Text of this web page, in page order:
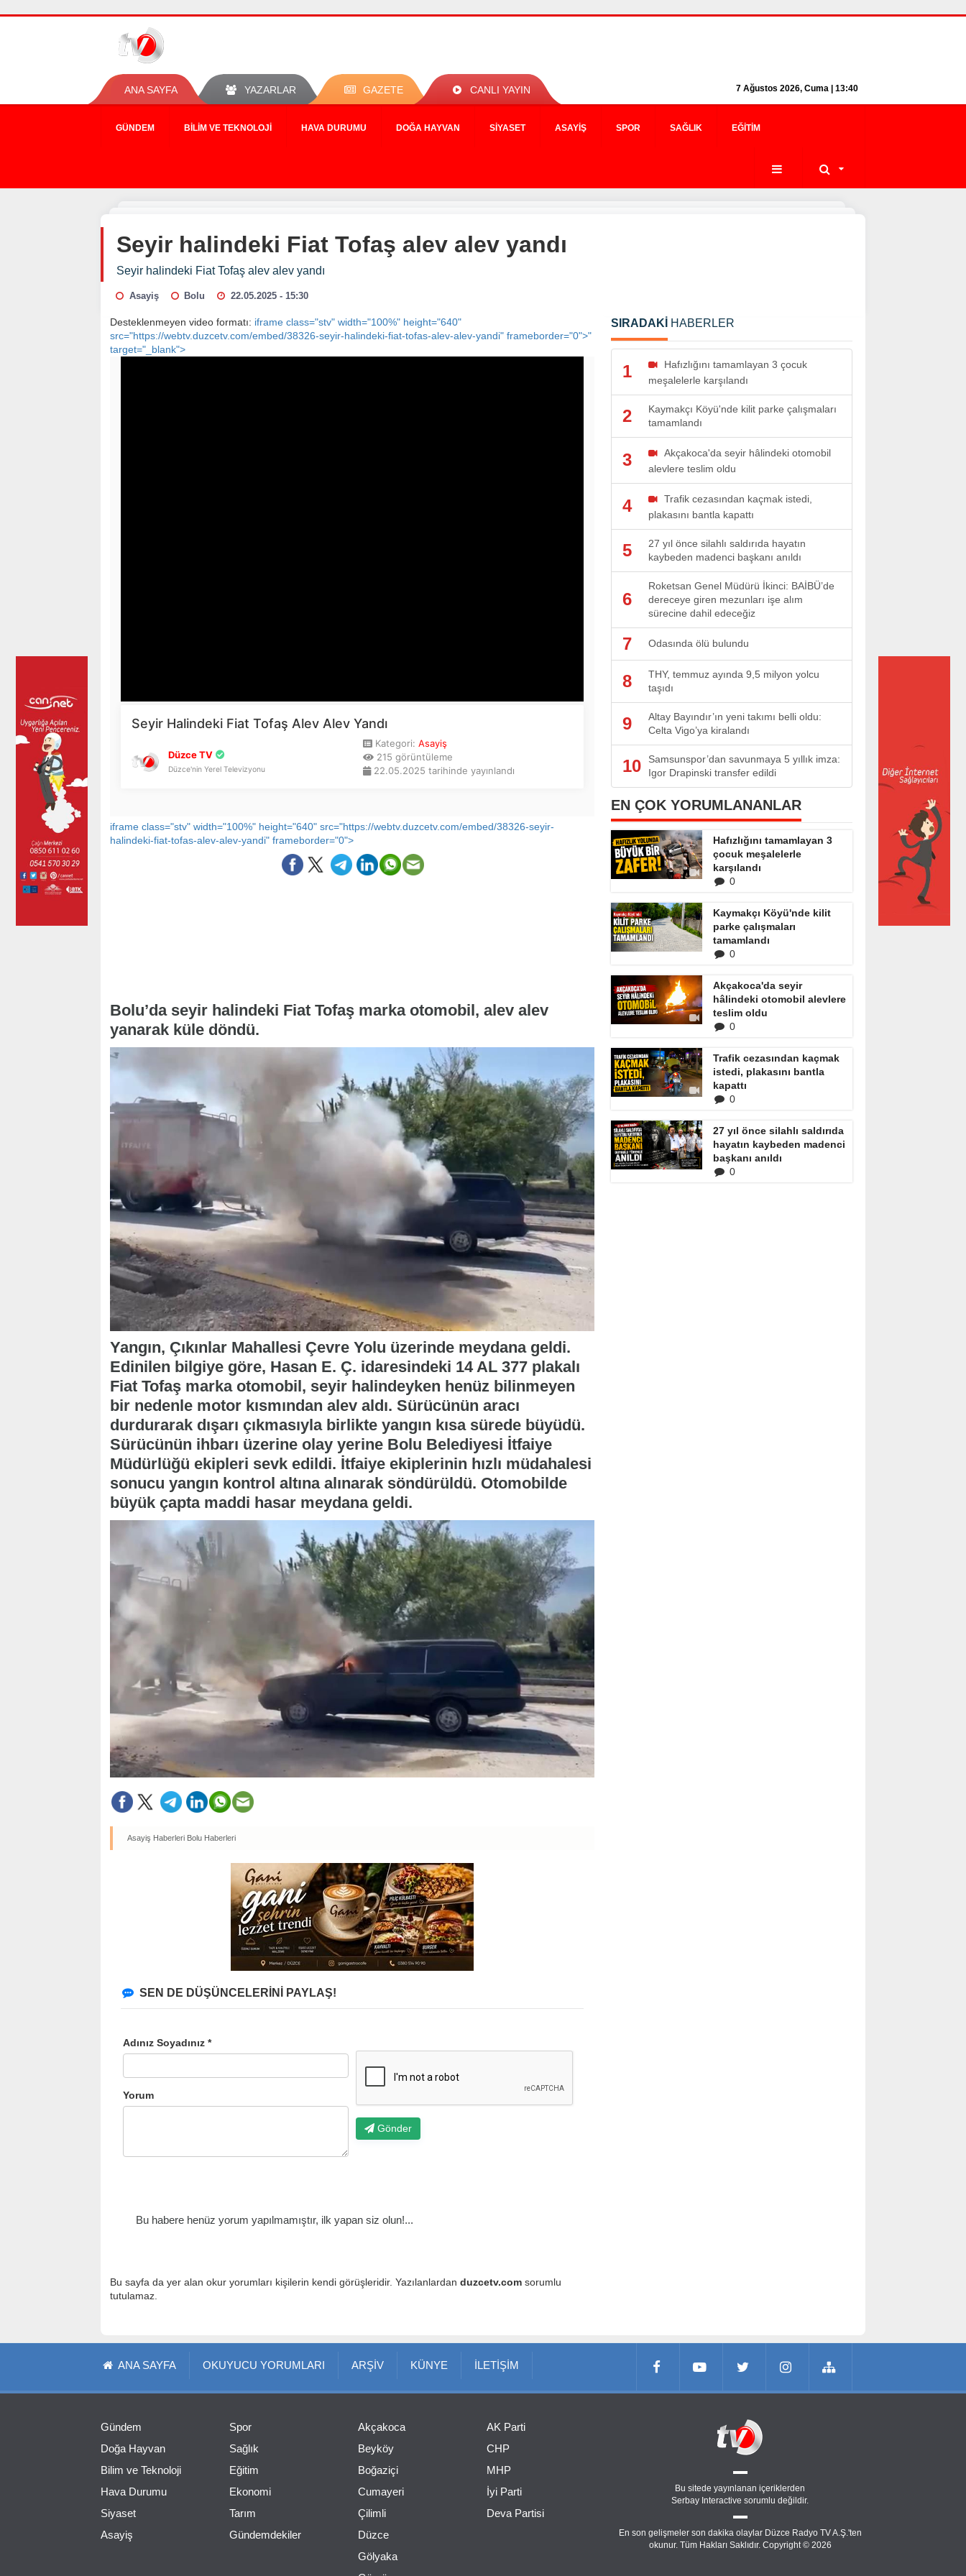
ANA SAYFA YAZARLAR GAZETE CANLI YAYIN 7 Ağustos 2026, Cuma | 13:40
GÜNDEM BILIM VE TEKNOLOJI HAVA DURUMU DOĞA HAYVAN SIYASET ASAYIŞ SPOR SAĞLIK EĞITIM
Seyir halindeki Fiat Tofaş alev alev yandı
Seyir halindeki Fiat Tofaş alev alev yandı
Asayiş Bolu 22.05.2025 - 15:30
Desteklenmeyen video formatı: iframe class="stv" width="100%" height="640"
src="https://webtv.duzcetv.com/embed/38326-seyir-halindeki-fiat-tofas-alev-alev-yandi" frameborder="0">"
target="_blank">
iframe class="stv" width="100%" height="640" src="https://webtv.duzcetv.com/embed/38326-seyir-
halindeki-fiat-tofas-alev-alev-yandi" frameborder="0">
Bolu’da seyir halindeki Fiat Tofaş marka otomobil, alev alev
yanarak küle döndü.
Yangın, Çıkınlar Mahallesi Çevre Yolu üzerinde meydana geldi.
Edinilen bilgiye göre, Hasan E. Ç. idaresindeki 14 AL 377 plakalı
Fiat Tofaş marka otomobil, seyir halindeyken henüz bilinmeyen
bir nedenle motor kısmından alev aldı. Sürücünün aracı
durdurarak dışarı çıkmasıyla birlikte yangın kısa sürede büyüdü.
Sürücünün ihbarı üzerine olay yerine Bolu Belediyesi İtfaiye
Müdürlüğü ekipleri sevk edildi. İtfaiye ekiplerinin hızlı müdahalesi
sonucu yangın kontrol altına alınarak söndürüldü. Otomobilde
büyük çapta maddi hasar meydana geldi.
Asayiş Haberleri Bolu Haberleri
SEN DE DÜŞÜNCELERİNİ PAYLAŞ!
Adınız Soyadınız *
Yorum
Gönder
Bu habere henüz yorum yapılmamıştır, ilk yapan siz olun!...
Bu sayfa da yer alan okur yorumları kişilerin kendi görüşleridir. Yazılanlardan duzcetv.com sorumlu
tutulamaz.
SIRADAKİ HABERLER
1
Hafızlığını tamamlayan 3 çocuk
meşalelerle karşılandı
2
Kaymakçı Köyü'nde kilit parke çalışmaları
tamamlandı
3
Akçakoca'da seyir hâlindeki otomobil
alevlere teslim oldu
4
Trafik cezasından kaçmak istedi,
plakasını bantla kapattı
5
27 yıl önce silahlı saldırıda hayatın
kaybeden madenci başkanı anıldı
6
Roketsan Genel Müdürü İkinci: BAİBÜ’de
dereceye giren mezunları işe alım
sürecine dahil edeceğiz
7 Odasında ölü bulundu
8
THY, temmuz ayında 9,5 milyon yolcu
taşıdı
9
Altay Bayındır’ın yeni takımı belli oldu:
Celta Vigo’ya kiralandı
10
Samsunspor’dan savunmaya 5 yıllık imza:
Igor Drapinski transfer edildi
EN ÇOK YORUMLANANLAR
Hafızlığını tamamlayan 3
çocuk meşalelerle
karşılandı
0
Kaymakçı Köyü'nde kilit
parke çalışmaları
tamamlandı
0
Akçakoca'da seyir
hâlindeki otomobil alevlere
teslim oldu
0
Trafik cezasından kaçmak
istedi, plakasını bantla
kapattı
0
27 yıl önce silahlı saldırıda
hayatın kaybeden madenci
başkanı anıldı
0
ANA SAYFA OKUYUCU YORUMLARI ARŞİV KÜNYE İLETİŞİM
Gündem
Doğa Hayvan
Bilim ve Teknoloji
Hava Durumu
Siyaset
Asayiş
Spor
Sağlık
Eğitim
Ekonomi
Tarım
Gündemdekiler
Akçakoca
Beyköy
Boğaziçi
Cumayeri
Çilimli
Düzce
Gölyaka
AK Parti
CHP
MHP
İyi Parti
Deva Partisi
Bu sitede yayınlanan içeriklerden
Serbay Interactive sorumlu değildir.
En son gelişmeler son dakika olaylar Düzce Radyo TV A.Ş.'ten
okunur. Tüm Hakları Saklıdır. Copyright © 2026